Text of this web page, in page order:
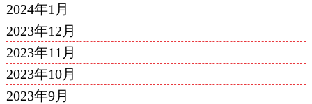
2024年1月
2023年12月
2023年11月
2023年10月
2023年9月